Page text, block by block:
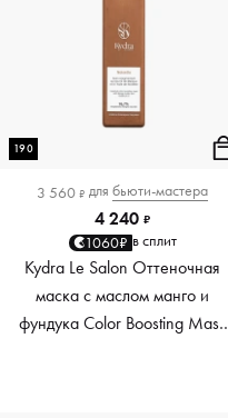
190
3 560 ₽ для бьюти-мастера
4 240 ₽
1060₽ в сплит
Kydra Le Salon Оттеночная
маска с маслом манго и
фундука Color Boosting Mask